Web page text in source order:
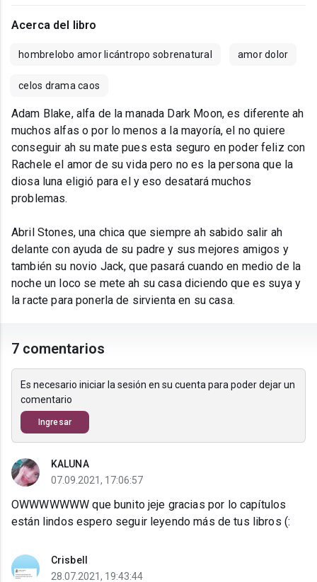
Acerca del libro
hombrelobo amor licántropo sobrenatural amor dolor
celos drama caos
Adam Blake, alfa de la manada Dark Moon, es diferente ah
muchos alfas o por lo menos a la mayoría, el no quiere
conseguir ah su mate pues esta seguro en poder feliz con
Rachele el amor de su vida pero no es la persona que la
diosa luna eligió para el y eso desatará muchos
problemas.
Abril Stones, una chica que siempre ah sabido salir ah
delante con ayuda de su padre y sus mejores amigos y
también su novio Jack, que pasará cuando en medio de la
noche un loco se mete ah su casa diciendo que es suya y
la racte para ponerla de sirvienta en su casa.
7 comentarios
Es necesario iniciar la sesión en su cuenta para poder dejar un
comentario
Ingresar
KALUNA
07.09.2021, 17:06:57
OWWWWWWW que bunito jeje gracias por lo capítulos
están lindos espero seguir leyendo más de tus libros (:
Crisbell
28.07.2021, 19:43:44